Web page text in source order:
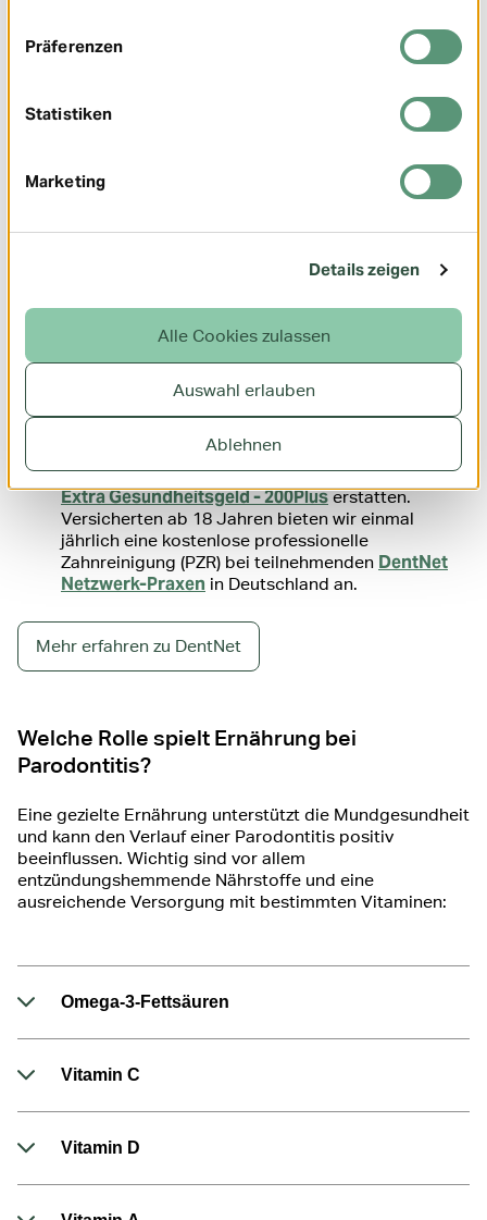
Präferenzen
Statistiken
Marketing
Details zeigen
Alle Cookies zulassen
Auswahl erlauben
Ablehnen
schädigen können.
Zunge säubern nicht vergessen:
Auch auf der
im Mundraum fördern können. Eine tägliche
Reinigung mit einem Zungenschaber oder einer
Zahnbürste regelmäßig wechseln:
Abgenutzte
Zahnfleisch verletzen. Etwa alle zwei bis drei
Regelmäßige Kontrolltermine beim Zahnarzt
Parodontitis und andere Erkrankungen frühzeitig
zu erkennen und gezielt zu behandeln. Sprechen
Sie dabei auch über Ihre individuelle
Gehen Sie regelmäßig zur PZR und lassen
Sie sich einen Teil Ihrer Kosten über unserMein
Extra Gesundheitsgeld - 200Pluserstatten.
Versicherten ab 18 Jahren bieten wir einmal
jährlich eine kostenlose professionelle
Zahnreinigung (PZR) bei teilnehmenden DentNet
Netzwerk-Praxen in Deutschland an.
Mehr erfahren zu DentNet
Welche Rolle spielt Ernährung bei
Parodontitis?
Eine gezielte Ernährung unterstützt die Mundgesundheit
und kann den Verlauf einer Parodontitis positiv
beeinflussen. Wichtig sind vor allem
entzündungshemmende Nährstoffe und eine
ausreichende Versorgung mit bestimmten Vitaminen:
Omega-3-Fettsäuren
Vitamin C
Vitamin D